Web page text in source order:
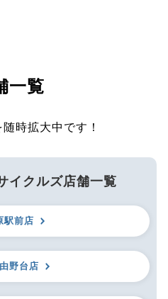
一覧
時拡大中です！
イクルズ店舗一覧
駅前店
野台店